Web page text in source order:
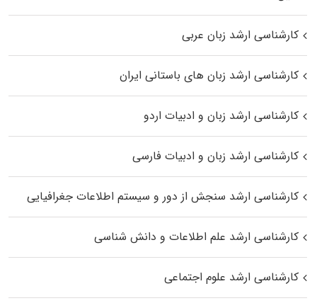
کارشناسی ارشد زبان عربی
کارشناسی ارشد زبان‌ های باستانی ایران
کارشناسی ارشد زبان و ادبیات اردو
کارشناسی ارشد زبان و ادبیات فارسی
کارشناسی ارشد سنجش از دور و سیستم اطلاعات جغرافیایی
کارشناسی ارشد علم اطلاعات و دانش شناسی
کارشناسی ارشد علوم اجتماعی